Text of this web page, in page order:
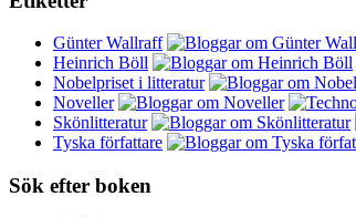
Günter Wallraff
Heinrich Böll
Nobelpriset i litteratur
Noveller
Skönlitteratur
Tyska författare
Sök efter boken